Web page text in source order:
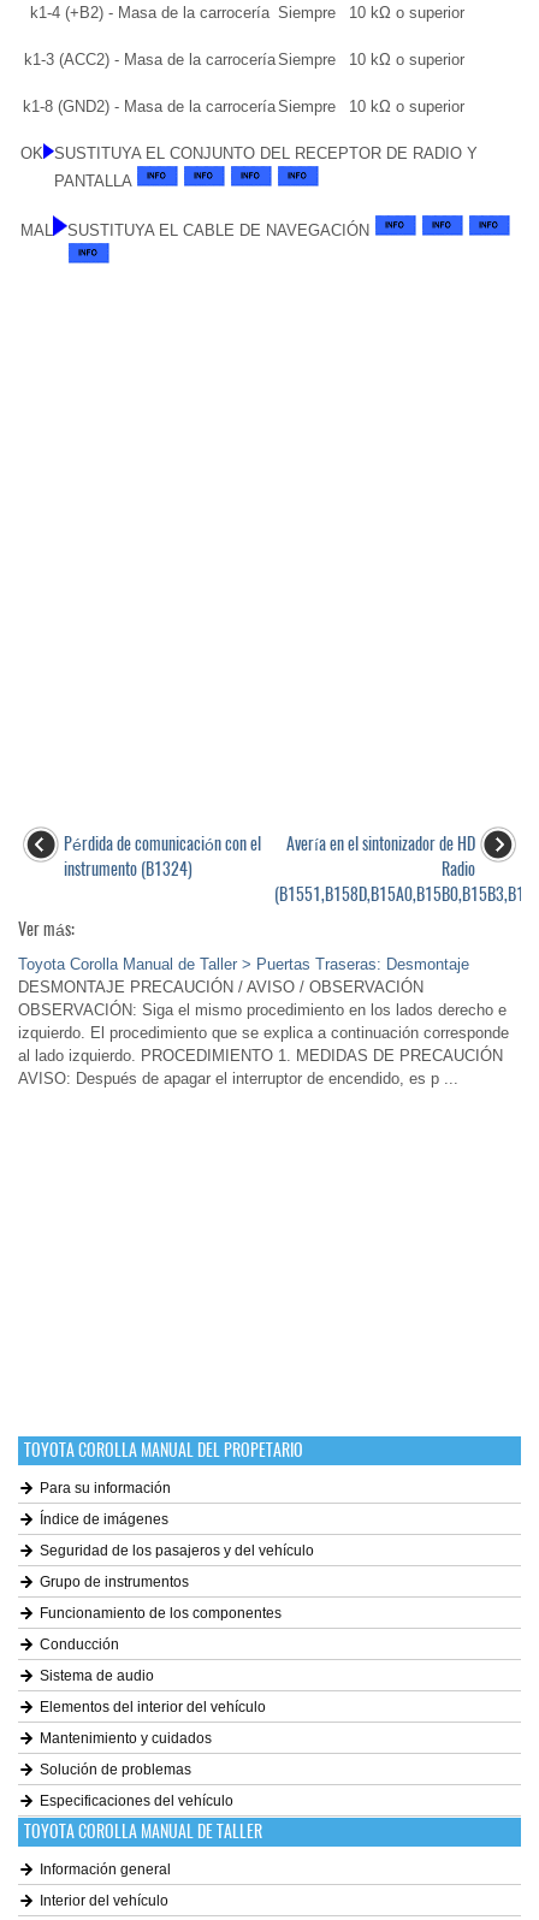
k1-4 (+B2) - Masa de la carrocería Siempre 10 kΩ o superior
k1-3 (ACC2) - Masa de la carroceríaSiempre 10 kΩ o superior
k1-8 (GND2) - Masa de la carroceríaSiempre 10 kΩ o superior
OK SUSTITUYA EL CONJUNTO DEL RECEPTOR DE RADIO Y
PANTALLA
MAL SUSTITUYA EL CABLE DE NAVEGACIÓN
Pérdida de comunicación con el
instrumento (B1324)
Avería en el sintonizador de HD
Radio
Ver más:
Toyota Corolla Manual de Taller > Puertas Traseras: Desmontaje
DESMONTAJE PRECAUCIÓN / AVISO / OBSERVACIÓN
OBSERVACIÓN: Siga el mismo procedimiento en los lados derecho e
izquierdo. El procedimiento que se explica a continuación corresponde
al lado izquierdo. PROCEDIMIENTO 1. MEDIDAS DE PRECAUCIÓN
AVISO: Después de apagar el interruptor de encendido, es p ...
TOYOTA COROLLA MANUAL DEL PROPETARIO
Para su información
Índice de imágenes
Seguridad de los pasajeros y del vehículo
Grupo de instrumentos
Funcionamiento de los componentes
Conducción
Sistema de audio
Elementos del interior del vehículo
Mantenimiento y cuidados
Solución de problemas
Especificaciones del vehículo
TOYOTA COROLLA MANUAL DE TALLER
Información general
Interior del vehículo